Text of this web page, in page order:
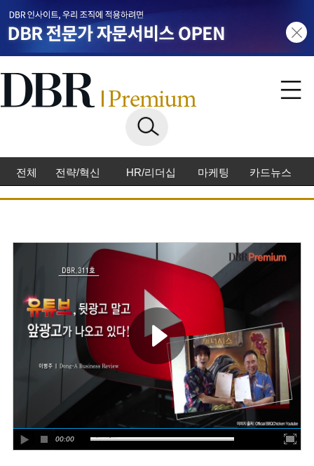
전체 전략/혁신 HR/리더십 마케팅 카드뉴스
00:00